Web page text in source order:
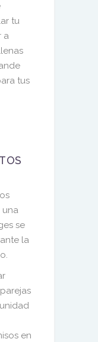
tu
a
tus
una
se
la
en